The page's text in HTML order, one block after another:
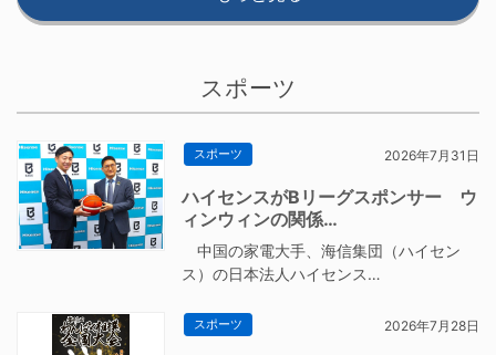
スポーツ
スポーツ 2026年7月31日
ハイセンスがBリーグスポンサー ウ
ィンウィンの関係…
中国の家電大手、海信集団（ハイセン
ス）の日本法人ハイセンス…
スポーツ 2026年7月28日